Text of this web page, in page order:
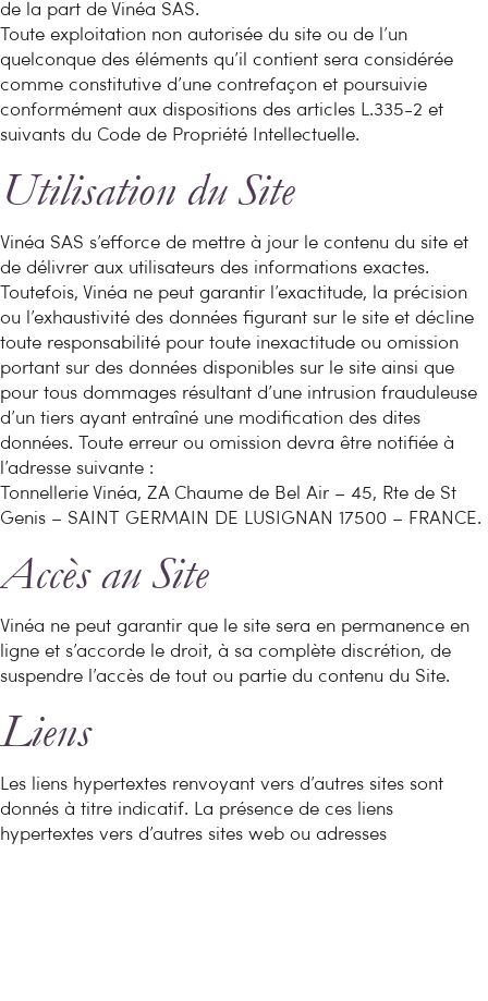
de la part de Vinéa SAS.
Toute exploitation non autorisée du site ou de l’un
quelconque des éléments qu’il contient sera considérée
comme constitutive d’une contrefaçon et poursuivie
conformément aux dispositions des articles L.335-2 et
suivants du Code de Propriété Intellectuelle.
Utilisation du Site
Vinéa SAS s’efforce de mettre à jour le contenu du site et
de délivrer aux utilisateurs des informations exactes.
Toutefois, Vinéa ne peut garantir l’exactitude, la précision
ou l’exhaustivité des données figurant sur le site et décline
toute responsabilité pour toute inexactitude ou omission
portant sur des données disponibles sur le site ainsi que
pour tous dommages résultant d’une intrusion frauduleuse
d’un tiers ayant entraîné une modification des dites
données. Toute erreur ou omission devra être notifiée à
l’adresse suivante :
Tonnellerie Vinéa, ZA Chaume de Bel Air – 45, Rte de St
Genis – SAINT GERMAIN DE LUSIGNAN 17500 – FRANCE.
Accès au Site
Vinéa ne peut garantir que le site sera en permanence en
ligne et s’accorde le droit, à sa complète discrétion, de
suspendre l’accès de tout ou partie du contenu du Site.
Liens
Les liens hypertextes renvoyant vers d’autres sites sont
donnés à titre indicatif. La présence de ces liens
hypertextes vers d’autres sites web ou adresses